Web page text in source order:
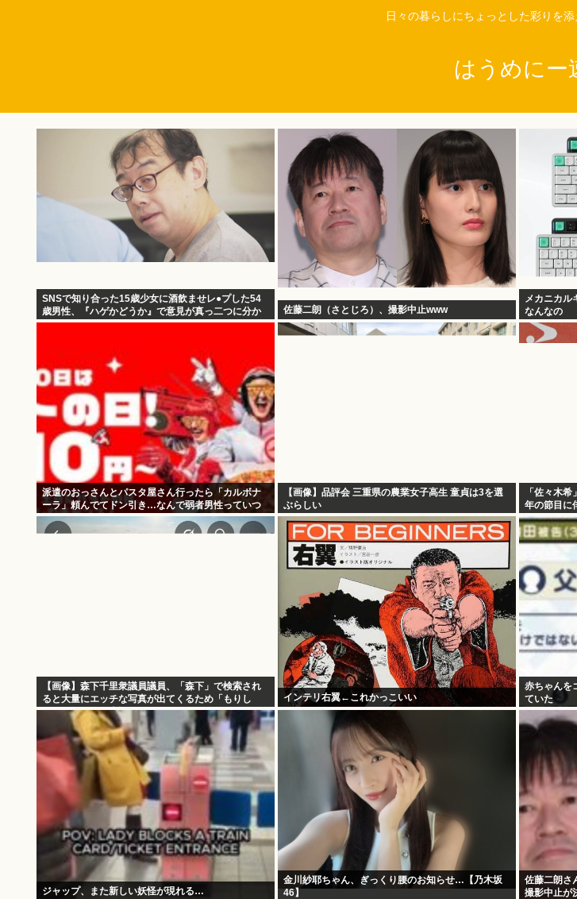
日々の暮らしにちょっとした彩りを
はうめにー
SNSで知り合った15歳少女に酒飲ませレ●プした54
歳男性、『ハゲかどうか』で意見が真っ二つに分か
れる
佐藤二朗（さとじろ）、撮影中止www
メカニカル
なんなの
派遣のおっさんとパスタ屋さん行ったら「カルボナ
ーラ」頼んでてドン引き…なんで弱者男性っていつ
も同じのしか食べないの？
【画像】品評会 三重県の農業女子高生 童貞は3を選
ぶらしい
「佐々木
年の節目に
【画像】森下千里衆議員議員、「森下」で検索され
ると大量にエッチな写真が出てくるため「もりし
た」とひらがな表記にwww
インテリ右翼←これかっこいい
赤ちゃんを
ていた
ジャップ、また新しい妖怪が現れる…
金川紗耶ちゃん、ぎっくり腰のお知らせ…【乃木坂
46】
佐藤二朗さ
撮影中止が